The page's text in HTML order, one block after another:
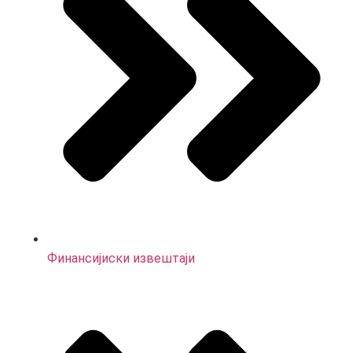
Финансијиски извештаји